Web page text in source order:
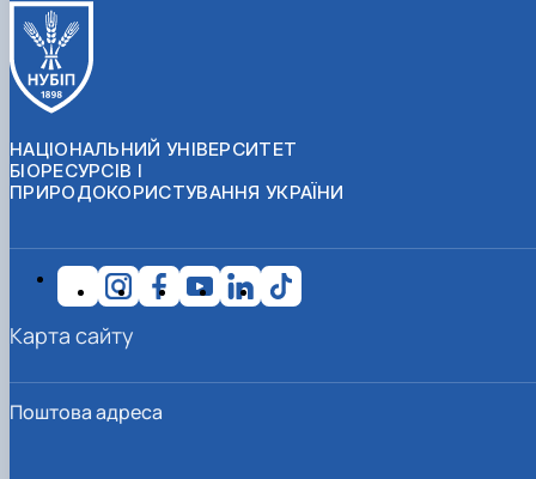
НАЦІОНАЛЬНИЙ УНІВЕРСИТЕТ
БІОРЕСУРСІВ І
ПРИРОДОКОРИСТУВАННЯ УКРАЇНИ
Поштова адреса
Карта сайту